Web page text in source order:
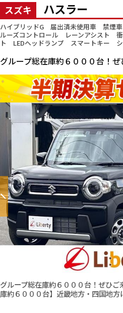
スズキ ハスラー
ハイブリッドG 届出済未使用車 禁煙
ルーズコントロール レーンアシスト
ト LEDヘッドランプ スマートキー
グループ総在庫約６０００台！ぜ
グループ総在庫約６０００台！ぜひ
庫約６０００台】近畿地方・四国地方